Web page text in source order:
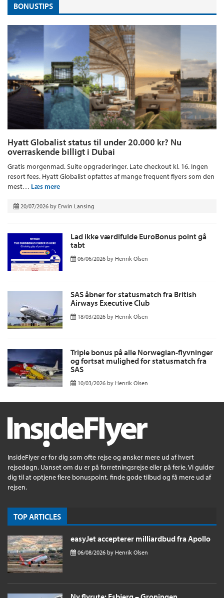
BONUSTIPS
Hyatt Globalist status til under 20.000 kr? Nu
overraskende billigt i Dubai
Gratis morgenmad. Suite opgraderinger. Late checkout kl. 16. Ingen
resort fees. Hyatt Globalist opfattes af mange frequent flyers som den
mest… Læs mere
20/07/2026 by Erwin Lansing
Lad ikke værdifulde EuroBonus point gå
tabt
06/06/2026 by Henrik Olsen
SAS åbner for statusmatch fra British
Airways Executive Club
18/03/2026 by Henrik Olsen
Triple bonus på alle Norwegian-flyvninger
og fortsat mulighed for statusmatch fra
SAS
10/03/2026 by Henrik Olsen
InsideFlyer er for dig som ofte rejse og ønsker mere ud af hvert
rejsedøgn. Uanset om du er på forretningsrejse eller på ferie. Vi guider
dig til at optjene flere bonuspoint, finde gode tilbud og få mere ud af
rejsen.
TOP ARTICLES
easyJet accepterer milliardbud fra Apollo
06/08/2026 by Henrik Olsen